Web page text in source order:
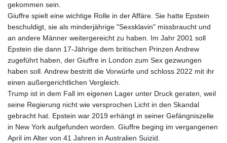
KGS 100.783234
4675.235131
KMF 492.105126
gekommen sein.
Giuffre spielt eine wichtige Rolle in der Affäre. Sie hatte Epstein
beschuldigt, sie als minderjährige "Sexsklavin" missbraucht und
an andere Männer weitergereicht zu haben. Im Jahr 2001 soll
Epstein die dann 17-Jährige dem britischen Prinzen Andrew
zugeführt haben, der Giuffre in London zum Sex gezwungen
haben soll. Andrew bestritt die Vorwürfe und schloss 2022 mit ihr
einen außergerichtlichen Vergleich.
Trump ist in dem Fall im eigenen Lager unter Druck geraten, weil
seine Regierung nicht wie versprochen Licht in den Skandal
gebracht hat. Epstein war 2019 erhängt in seiner Gefängniszelle
in New York aufgefunden worden. Giuffre beging im vergangenen
April im Alter von 41 Jahren in Australien Suizid.